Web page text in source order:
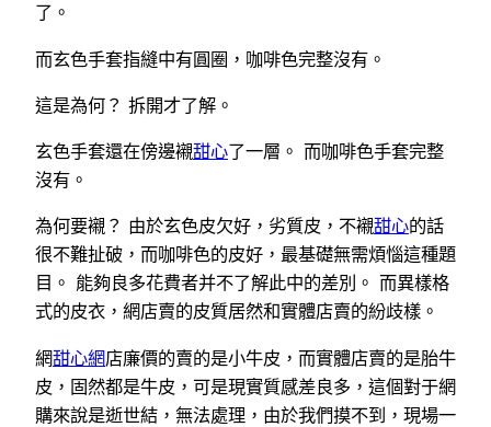
了。
而玄色手套指縫中有圓圈，咖啡色完整沒有。
這是為何？ 拆開才了解。
玄色手套還在傍邊襯甜心了一層。 而咖啡色手套完整
沒有。
為何要襯？ 由於玄色皮欠好，劣質皮，不襯甜心的話
很不難扯破，而咖啡色的皮好，最基礎無需煩惱這種題
目。 能夠良多花費者并不了解此中的差別。 而異樣格
式的皮衣，網店賣的皮質居然和實體店賣的紛歧樣。
網甜心網店廉價的賣的是小牛皮，而實體店賣的是胎牛
皮，固然都是牛皮，可是現實質感差良多，這個對于網
購來說是逝世結，無法處理，由於我們摸不到，現場一